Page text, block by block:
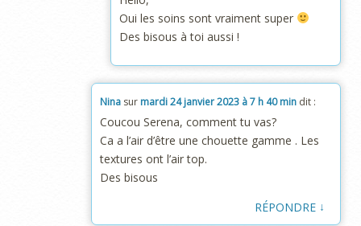
Oui les soins sont vraiment super
Des bisous à toi aussi !
Nina sur mardi 24 janvier 2023 à 7 h 40 min dit :
Coucou Serena, comment tu vas?
Ca a l’air d’être une chouette gamme . Les
textures ont l’air top.
Des bisous
RÉPONDRE ↓